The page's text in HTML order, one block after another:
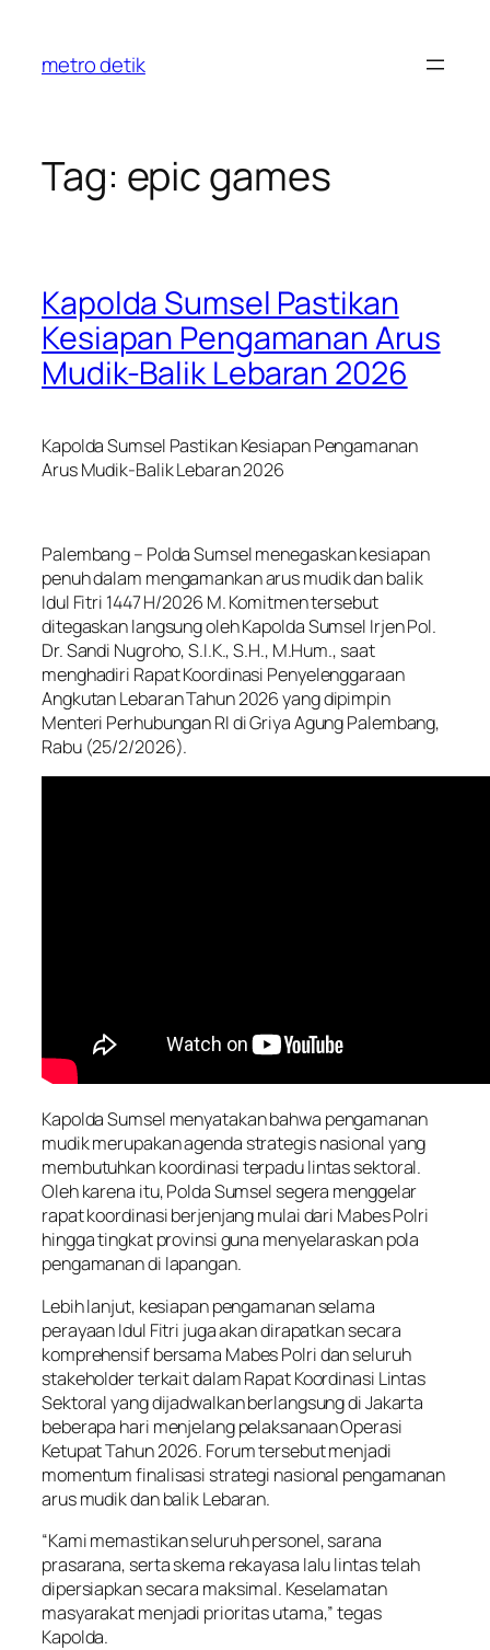
content
metro detik
Tag: epic games
Kapolda Sumsel Pastikan
Kesiapan Pengamanan Arus
Mudik-Balik Lebaran 2026
Kapolda Sumsel Pastikan Kesiapan Pengamanan
Arus Mudik-Balik Lebaran 2026
Palembang – Polda Sumsel menegaskan kesiapan
penuh dalam mengamankan arus mudik dan balik
Idul Fitri 1447 H/2026 M. Komitmen tersebut
ditegaskan langsung oleh Kapolda Sumsel Irjen Pol.
Dr. Sandi Nugroho, S.I.K., S.H., M.Hum., saat
menghadiri Rapat Koordinasi Penyelenggaraan
Angkutan Lebaran Tahun 2026 yang dipimpin
Menteri Perhubungan RI di Griya Agung Palembang,
Rabu (25/2/2026).
Kapolda Sumsel menyatakan bahwa pengamanan
mudik merupakan agenda strategis nasional yang
membutuhkan koordinasi terpadu lintas sektoral.
Oleh karena itu, Polda Sumsel segera menggelar
rapat koordinasi berjenjang mulai dari Mabes Polri
hingga tingkat provinsi guna menyelaraskan pola
pengamanan di lapangan.
Lebih lanjut, kesiapan pengamanan selama
perayaan Idul Fitri juga akan dirapatkan secara
komprehensif bersama Mabes Polri dan seluruh
stakeholder terkait dalam Rapat Koordinasi Lintas
Sektoral yang dijadwalkan berlangsung di Jakarta
beberapa hari menjelang pelaksanaan Operasi
Ketupat Tahun 2026. Forum tersebut menjadi
momentum finalisasi strategi nasional pengamanan
arus mudik dan balik Lebaran.
“Kami memastikan seluruh personel, sarana
prasarana, serta skema rekayasa lalu lintas telah
dipersiapkan secara maksimal. Keselamatan
masyarakat menjadi prioritas utama,” tegas
Kapolda.